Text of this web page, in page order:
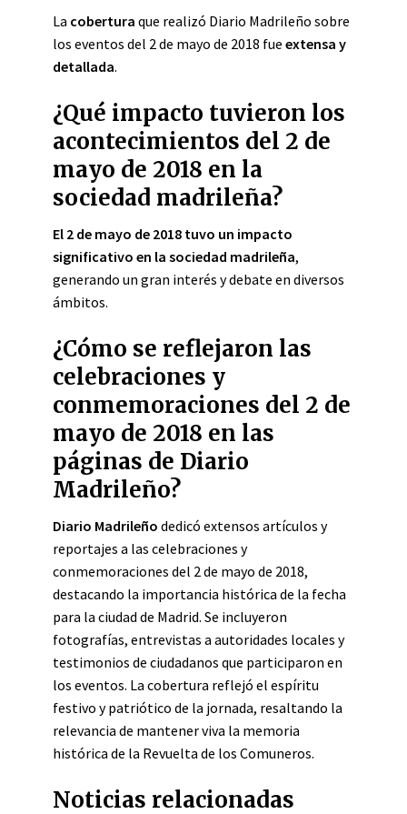
La cobertura que realizó Diario Madrileño sobre
los eventos del 2 de mayo de 2018 fue extensa y
detallada.
¿Qué impacto tuvieron los
acontecimientos del 2 de
mayo de 2018 en la
sociedad madrileña?
El 2 de mayo de 2018 tuvo un impacto
significativo en la sociedad madrileña,
generando un gran interés y debate en diversos
ámbitos.
¿Cómo se reflejaron las
celebraciones y
conmemoraciones del 2 de
mayo de 2018 en las
páginas de Diario
Madrileño?
Diario Madrileño dedicó extensos artículos y
reportajes a las celebraciones y
conmemoraciones del 2 de mayo de 2018,
destacando la importancia histórica de la fecha
para la ciudad de Madrid. Se incluyeron
fotografías, entrevistas a autoridades locales y
testimonios de ciudadanos que participaron en
los eventos. La cobertura reflejó el espíritu
festivo y patriótico de la jornada, resaltando la
relevancia de mantener viva la memoria
histórica de la Revuelta de los Comuneros.
Noticias relacionadas